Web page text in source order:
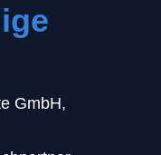
GmbH,